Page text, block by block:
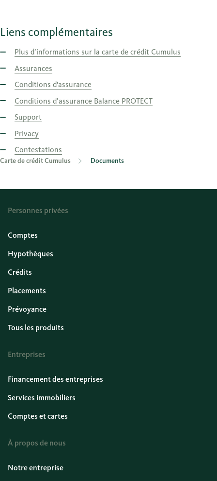
Liens complémentaires
Plus d’informations sur la carte de crédit Cumulus
Assurances
Conditions d'assurance
Conditions d’assurance Balance PROTECT
Support
Privacy
Contestations
Carte de crédit Cumulus Documents
Personnes privées
Comptes
Hypothèques
Crédits
Placements
Prévoyance
Tous les produits
Entreprises
Financement des entreprises
Services immobiliers
Comptes et cartes
À propos de nous
Notre entreprise